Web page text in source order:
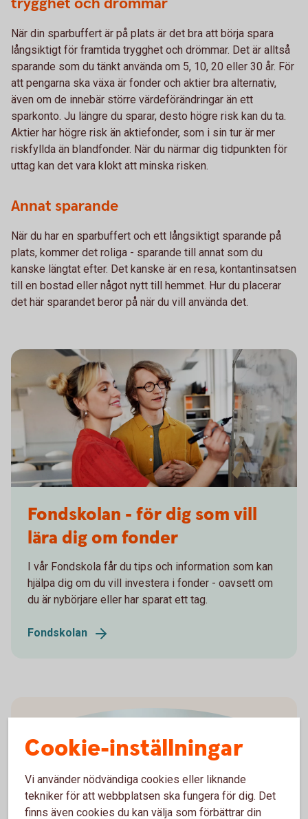
När din sparbuffert är på plats är det bra att börja spara
långsiktigt för framtida trygghet och drömmar. Det är alltså
sparande som du tänkt använda om 5, 10, 20 eller 30 år. För
att pengarna ska växa är fonder och aktier bra alternativ,
även om de innebär större värdeförändringar än ett
sparkonto. Ju längre du sparar, desto högre risk kan du ta.
Aktier har högre risk än aktiefonder, som i sin tur är mer
riskfyllda än blandfonder. När du närmar dig tidpunkten för
uttag kan det vara klokt att minska risken.
Annat sparande
När du har en sparbuffert och ett långsiktigt sparande på
plats, kommer det roliga - sparande till annat som du
kanske längtat efter. Det kanske är en resa, kontantinsatsen
till en bostad eller något nytt till hemmet. Hur du placerar
det här sparandet beror på när du vill använda det.
Fondskolan - för dig som vill
lära dig om fonder
I vår Fondskola får du tips och information som kan
hjälpa dig om du vill investera i fonder - oavsett om
du är nybörjare eller har sparat ett tag.
Fondskolan
Cookie-inställningar
Vi använder nödvändiga cookies eller liknande
tekniker för att webbplatsen ska fungera för dig. Det
finns även cookies du kan välja som förbättrar din